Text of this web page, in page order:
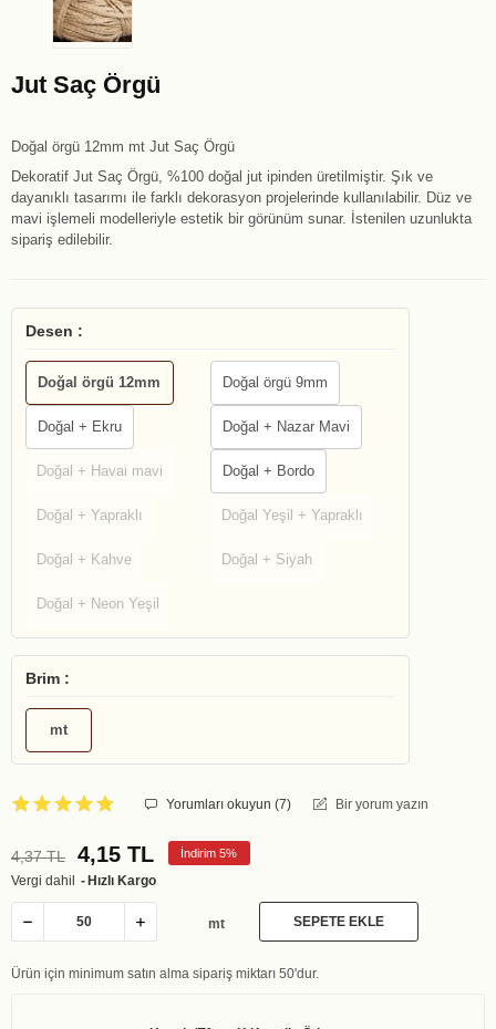
Jut Saç Örgü
Doğal örgü 12mm mt Jut Saç Örgü
Dekoratif Jut Saç Örgü, %100 doğal jut ipinden üretilmiştir. Şık ve
dayanıklı tasarımı ile farklı dekorasyon projelerinde kullanılabilir. Düz ve
mavi işlemeli modelleriyle estetik bir görünüm sunar. İstenilen uzunlukta
sipariş edilebilir.
Desen :
Doğal örgü 12mm Doğal örgü 9mm
Doğal + Ekru Doğal + Nazar Mavi
Doğal + Havai mavi Doğal + Bordo
Doğal + Yapraklı Doğal Yeşil + Yapraklı
Doğal + Kahve Doğal + Siyah
Doğal + Neon Yeşil
Brim :
mt
Yorumları okuyun (7) Bir yorum yazın
4,37 TL 4,15 TL İndirim 5%
Vergi dahil Hızlı Kargo
mt SEPETE EKLE
Ürün için minimum satın alma sipariş miktarı 50'dur.